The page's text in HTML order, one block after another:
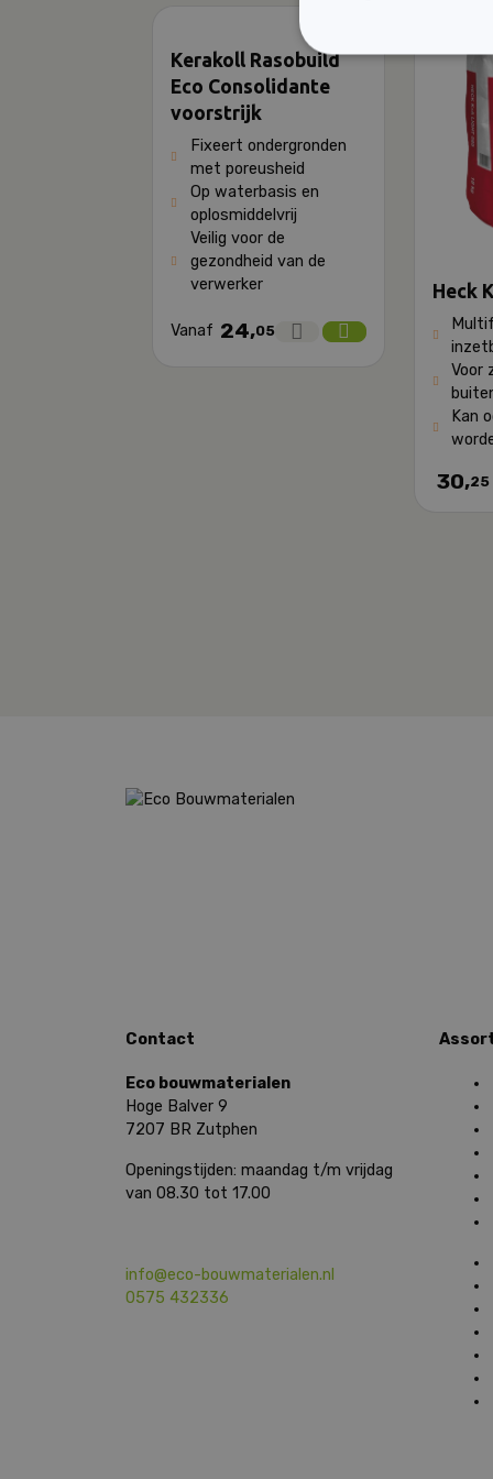
Kerakoll Rasobuild
Eco Consolidante
voorstrijk
Fixeert ondergronden
met poreusheid
Op waterbasis en
oplosmiddelvrij
Veilig voor de
gezondheid van de
verwerker
Vanaf 24,05
Heck
Voor
Kan
30,25
Contact
Eco bouwmaterialen
Hoge Balver 9
7207 BR Zutphen
Openingstijden: maandag t/m vrijdag
van 08.30 tot 17.00
info@eco-bouwmaterialen.nl
0575 432336